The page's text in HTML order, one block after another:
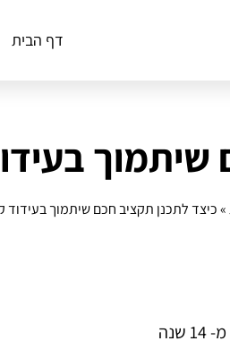
דף הבית
שיתמוך
»כיצד לתכנן תקציב חכם שיתמוך בעידוד